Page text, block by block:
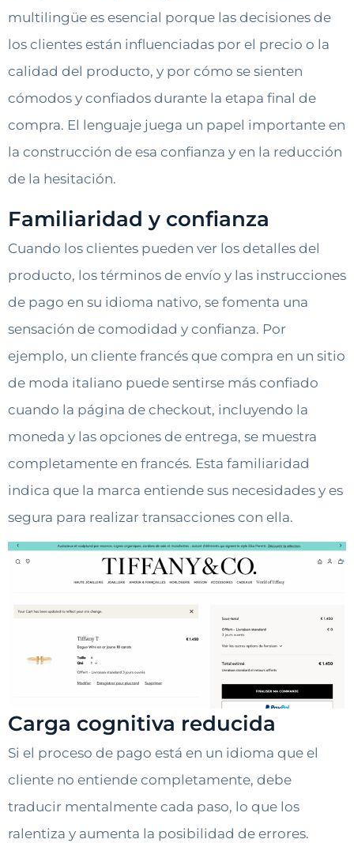
multilingüe es esencial porque las decisiones de
los clientes están influenciadas por el precio o la
calidad del producto, y por cómo se sienten
cómodos y confiados durante la etapa final de
compra. El lenguaje juega un papel importante en
la construcción de esa confianza y en la reducción
de la hesitación.
Familiaridad y confianza
Cuando los clientes pueden ver los detalles del
producto, los términos de envío y las instrucciones
de pago en su idioma nativo, se fomenta una
sensación de comodidad y confianza. Por
ejemplo, un cliente francés que compra en un sitio
de moda italiano puede sentirse más confiado
cuando la página de checkout, incluyendo la
moneda y las opciones de entrega, se muestra
completamente en francés. Esta familiaridad
indica que la marca entiende sus necesidades y es
segura para realizar transacciones con ella.
Carga cognitiva reducida
Si el proceso de pago está en un idioma que el
cliente no entiende completamente, debe
traducir mentalmente cada paso, lo que los
ralentiza y aumenta la posibilidad de errores.